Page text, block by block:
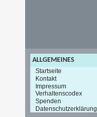
ALLGEMEINES
Startseite
Kontakt
Impressum
Verhaltenscodex
Spenden
Datenschutzerklärung